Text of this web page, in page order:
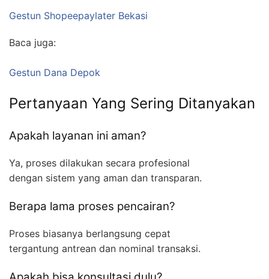
Gestun Shopeepaylater Bekasi
Baca juga:
Gestun Dana Depok
Pertanyaan Yang Sering Ditanyakan
Apakah layanan ini aman?
Ya, proses dilakukan secara profesional
dengan sistem yang aman dan transparan.
Berapa lama proses pencairan?
Proses biasanya berlangsung cepat
tergantung antrean dan nominal transaksi.